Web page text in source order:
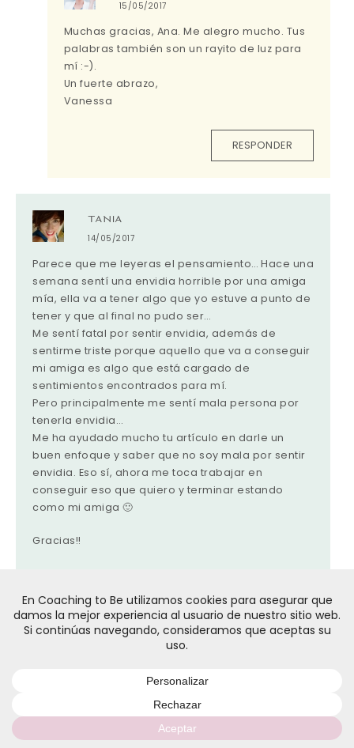
15/05/2017
Muchas gracias, Ana. Me alegro mucho. Tus
palabras también son un rayito de luz para
mí :-).
Un fuerte abrazo,
Vanessa
RESPONDER
TANIA
14/05/2017
Parece que me leyeras el pensamiento… Hace una
semana sentí una envidia horrible por una amiga
mía, ella va a tener algo que yo estuve a punto de
tener y que al final no pudo ser…
Me sentí fatal por sentir envidia, además de
sentirme triste porque aquello que va a conseguir
mi amiga es algo que está cargado de
sentimientos encontrados para mí.
Pero principalmente me sentí mala persona por
tenerla envidia…
Me ha ayudado mucho tu artículo en darle un
buen enfoque y saber que no soy mala por sentir
envidia. Eso sí, ahora me toca trabajar en
conseguir eso que quiero y terminar estando
como mi amiga 🙂
Gracias!!
VANESSA CARREÑO ANDRÉS
Felicidades, Tania. Estás interiorizando muy
bien lo que significa la envidia y estoy
segura de que esto que te ha pasado te
servirá para conocerte mejor. Mucha suerte,